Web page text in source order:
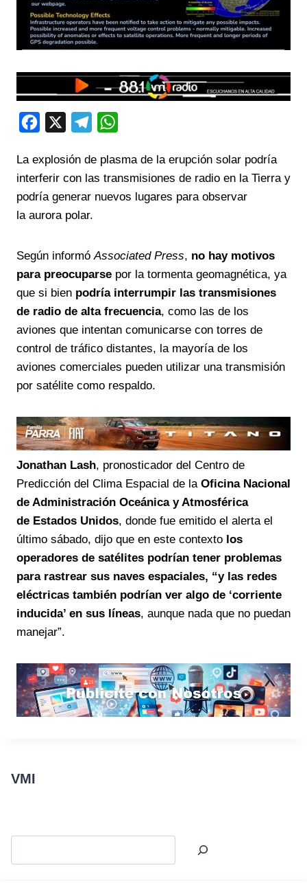
c
e
b
l
e
g
a
t
s
La explosión de plasma de la erupción solar podría
interferir con las transmisiones de radio en la Tierra y
podría generar nuevos lugares para observar
la aurora polar.
Según informó Associated Press, no hay motivos
para preocuparse por la tormenta geomagnética, ya
que si bien podría interrumpir las transmisiones
de radio de alta frecuencia, como las de los
aviones que intentan comunicarse con torres de
control de tráfico distantes, la mayoría de los
aviones comerciales pueden utilizar una transmisión
por satélite como respaldo.
Jonathan Lash, pronosticador del Centro de
Predicción del Clima Espacial de la Oficina Nacional
de Administración Oceánica y Atmosférica
de Estados Unidos, donde fue emitido el alerta el
último sábado, dijo que en este contexto los
operadores de satélites podrían tener problemas
para rastrear sus naves espaciales, “y las redes
eléctricas también podrían ver algo de ‘corriente
inducida’ en sus líneas, aunque nada que no puedan
manejar”.
VMI